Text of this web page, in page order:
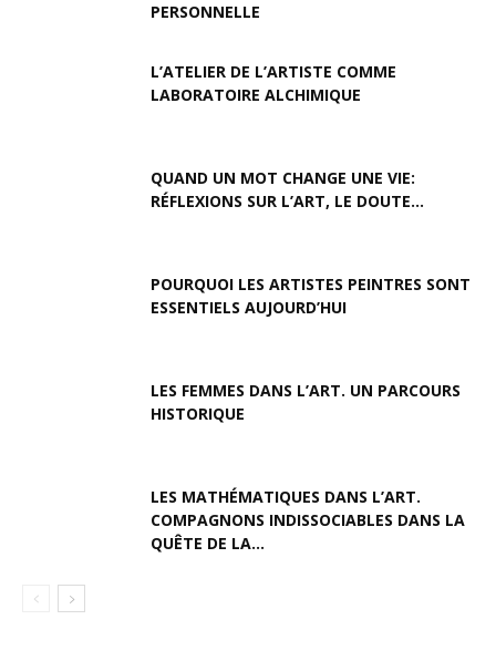
PERSONNELLE
L’ATELIER DE L’ARTISTE COMME
LABORATOIRE ALCHIMIQUE
QUAND UN MOT CHANGE UNE VIE:
RÉFLEXIONS SUR L’ART, LE DOUTE...
POURQUOI LES ARTISTES PEINTRES SONT
ESSENTIELS AUJOURD’HUI
LES FEMMES DANS L’ART. UN PARCOURS
HISTORIQUE
LES MATHÉMATIQUES DANS L’ART.
COMPAGNONS INDISSOCIABLES DANS LA
QUÊTE DE LA...